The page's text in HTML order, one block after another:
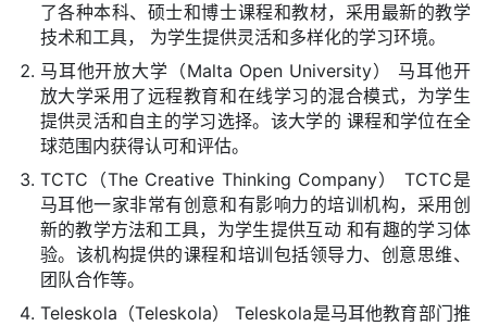
了各种本科、硕士和博士课程和教材，采用最新的教学
技术和工具， 为学生提供灵活和多样化的学习环境。
马耳他开放大学（Malta Open University） 马耳他开
放大学采用了远程教育和在线学习的混合模式，为学生
提供灵活和自主的学习选择。该大学的 课程和学位在全
球范围内获得认可和评估。
TCTC（The Creative Thinking Company） TCTC是
马耳他一家非常有创意和有影响力的培训机构，采用创
新的教学方法和工具，为学生提供互动 和有趣的学习体
验。该机构提供的课程和培训包括领导力、创意思维、
团队合作等。
Teleskola（Teleskola） Teleskola是马耳他教育部门推